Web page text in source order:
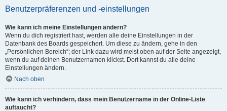
Benutzerpräferenzen und -einstellungen
Wie kann ich meine Einstellungen ändern?
Wenn du dich registriert hast, werden alle deine Einstellungen in der
Datenbank des Boards gespeichert. Um diese zu ändern, gehe in den
„Persönlichen Bereich“; der Link dazu wird meist oben auf der Seite angezeigt,
wenn du auf deinen Benutzernamen klickst. Dort kannst du alle deine
Einstellungen ändern.
Nach oben
Wie kann ich verhindern, dass mein Benutzername in der Online-Liste
auftaucht?